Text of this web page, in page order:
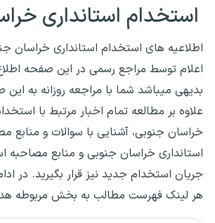
استخدام استانداری
اطلاعیه های استخدام‌ استانداری
اعلام توسط مراجع رسمی در این صفحه
بدیهی میباشد شما با مراجعه روزانه به
علاوه بر مطالعه تمام اخبار مرتبط با
خراسان جنوبی، آشنایی با سوالات و منابع
استانداری خراسان جنوبی و منابع مصاحبه
جریان استخدام جدید نیز قرار بگیرید. در
هر لینک فهرست مطالب به بخش مربوطه